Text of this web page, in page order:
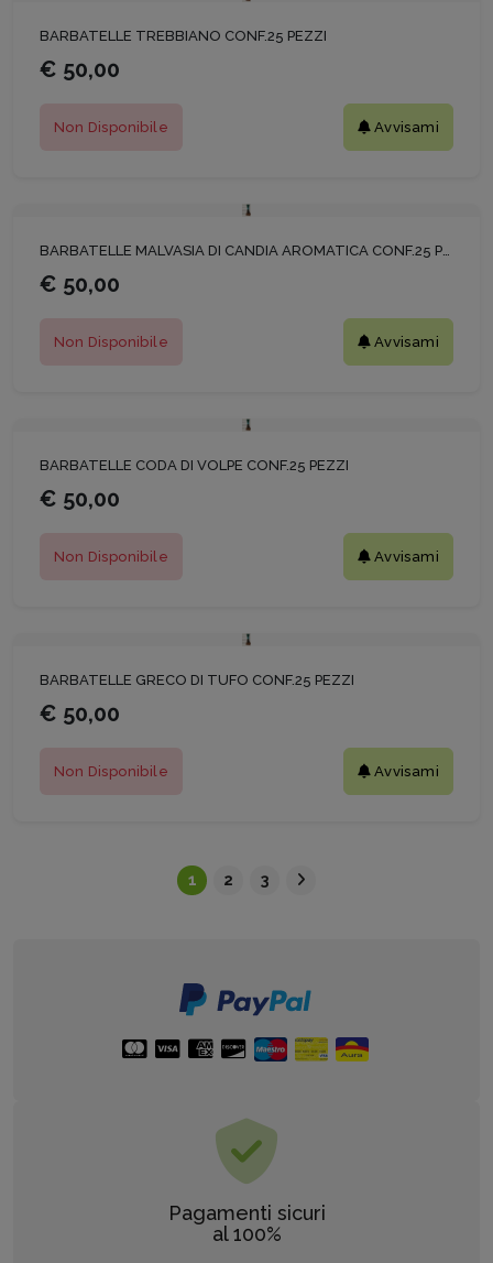
BARBATELLE TREBBIANO CONF.25 PEZZI
€ 50,00
Non Disponibile Avvisami
BARBATELLE MALVASIA DI CANDIA AROMATICA CONF.25 PEZZI
€ 50,00
Non Disponibile Avvisami
BARBATELLE CODA DI VOLPE CONF.25 PEZZI
€ 50,00
Non Disponibile Avvisami
BARBATELLE GRECO DI TUFO CONF.25 PEZZI
€ 50,00
Non Disponibile Avvisami
1 2 3
Pagamenti sicuri
al 100%